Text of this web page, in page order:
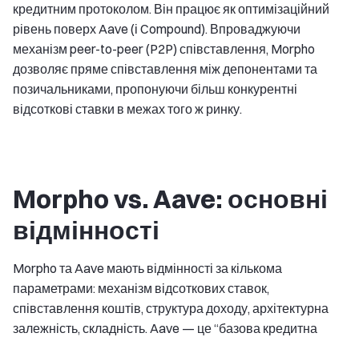
кредитним протоколом. Він працює як оптимізаційний
рівень поверх Aave (і Compound). Впроваджуючи
механізм peer-to-peer (P2P) співставлення, Morpho
дозволяє пряме співставлення між депонентами та
позичальниками, пропонуючи більш конкурентні
відсоткові ставки в межах того ж ринку.
Morpho vs. Aave: основні
відмінності
Morpho та Aave мають відмінності за кількома
параметрами: механізм відсоткових ставок,
співставлення коштів, структура доходу, архітектурна
залежність, складність. Aave — це “базова кредитна